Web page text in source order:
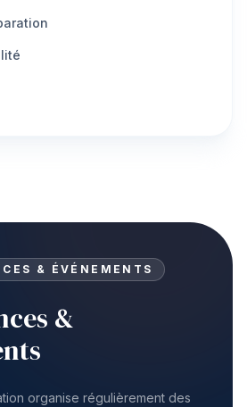
& ÉVÉNEMENTS
&
organise régulièrement des